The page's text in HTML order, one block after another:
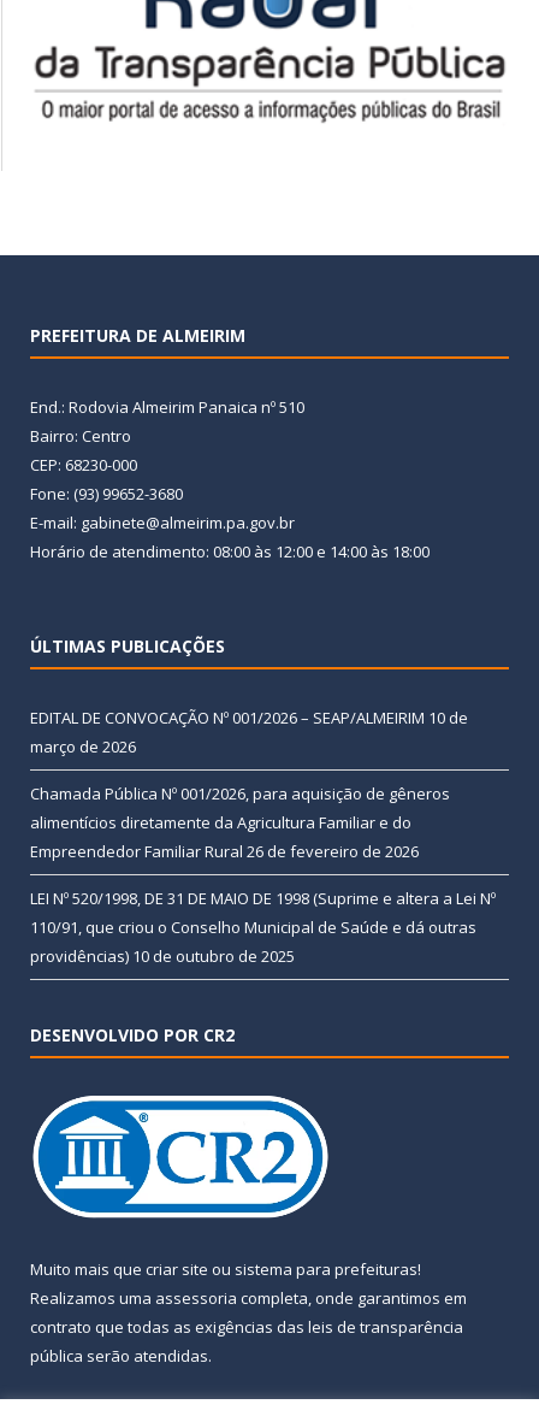
PREFEITURA DE ALMEIRIM
End.: Rodovia Almeirim Panaica nº 510
Bairro: Centro
CEP: 68230-000
Fone: (93) 99652-3680
E-mail: gabinete@almeirim.pa.gov.br
Horário de atendimento: 08:00 às 12:00 e 14:00 às 18:00
ÚLTIMAS PUBLICAÇÕES
EDITAL DE CONVOCAÇÃO Nº 001/2026 – SEAP/ALMEIRIM 10 de
março de 2026
Chamada Pública Nº 001/2026, para aquisição de gêneros
alimentícios diretamente da Agricultura Familiar e do
Empreendedor Familiar Rural 26 de fevereiro de 2026
LEI Nº 520/1998, DE 31 DE MAIO DE 1998 (Suprime e altera a Lei Nº
110/91, que criou o Conselho Municipal de Saúde e dá outras
providências) 10 de outubro de 2025
DESENVOLVIDO POR CR2
Muito mais que criar site ou sistema para prefeituras!
Realizamos uma assessoria completa, onde garantimos em
contrato que todas as exigências das leis de transparência
pública serão atendidas.